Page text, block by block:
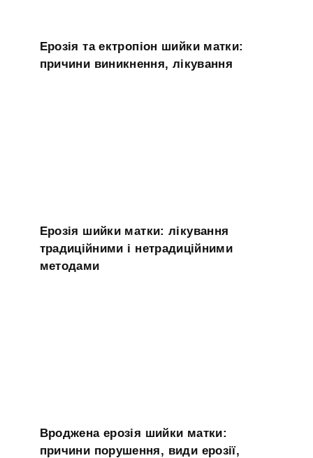
Ерозія та ектропіон шийки матки:
причини виникнення, лікування
Ерозія шийки матки: лікування
традиційними і нетрадиційними
методами
Вроджена ерозія шийки матки:
причини порушення, види ерозії,